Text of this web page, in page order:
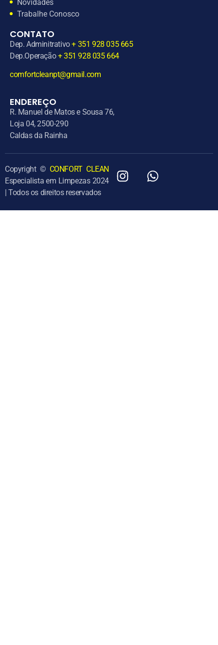
Novidades
Trabalhe Conosco
CONTATO
Dep. Adminitrativo+ 351 928 035 665
Dep.Operação+ 351 928 035 664
comfortcleanpt@gmail.com
ENDEREÇO
R. Manuel de Matos e Sousa 76,
Loja 04, 2500-290
Caldas da Rainha
Copyright © CONFORT CLEAN
Especialista em Limpezas 2024
| Todos os direitos reservados